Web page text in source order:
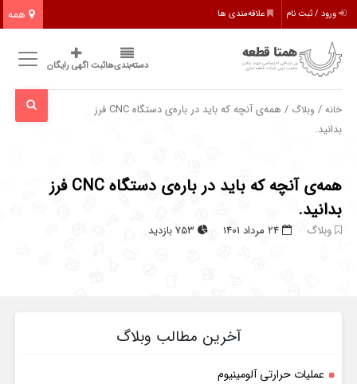
همه ورود / ثبت نام علاقه‌مندی ها
دسته‌بندی‌هاثبت اگهی رایگان
خانه / وبلاگ
/ همه‌ی آنچه که باید در باره‌ی دستگاه CNC فرز
بدانید.
همه‌ی آنچه که باید در باره‌ی دستگاه CNC فرز
بدانید.
وبلاگ ۲۴ مرداد ۱۴۰۱
آخرین مطالب وبلاگ
عملیات حرارتی آلومینیوم